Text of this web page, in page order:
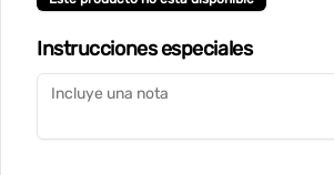
Instagram
Mi cuenta
Iniciar sesión
Instrucciones especiales